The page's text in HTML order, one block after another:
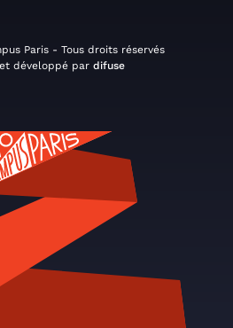
Paris - Tous droits réservés
développé par difuse